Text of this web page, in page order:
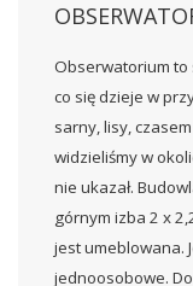
Obserwatorium to
co się dzieje w
sarny, lisy,
widzieliśmy w
nie ukazał.
górnym izba 2 x
jest umeblowana.
jednoosobowe.